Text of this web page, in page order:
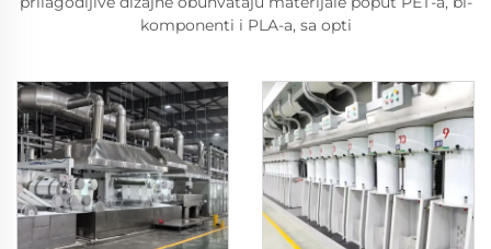
komponenti i PLA-a, sa opti